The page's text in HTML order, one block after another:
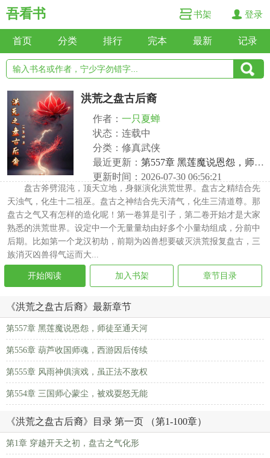
吾看书 书架 登录
首页 分类 排行 完本 最新 记录
洪荒之盘古后裔
作者： 一只夏蝉
状态：连载中
分类：修真武侠
最近更新： 第557章 黑莲魔说恩怨，师徒至通天河
更新时间：2026-07-30 06:56:21
盘古斧劈混沌，顶天立地，身躯演化洪荒世界。盘古之精结合先
天浊气，化生十二祖巫。盘古之神结合先天清气，化生三清道尊。那
盘古之气又有怎样的造化呢！第一卷算是引子，第二卷开始才是大家
熟悉的洪荒世界。设定中一个无量量劫由好多个小量劫组成，分前中
后期。比如第一个龙汉初劫，前期为凶兽想要破灭洪荒报复盘古，三
族消灭凶兽得气运而大...
开始阅读 加入书架 章节目录
《洪荒之盘古后裔》最新章节
第557章 黑莲魔说恩怨，师徒至通天河
第556章 葫芦收国师魂，西游因后传续
第555章 风雨神俱演戏，虽正法不敌权
第554章 三国师心蒙尘，被戏耍怒无能
《洪荒之盘古后裔》目录 第一页 （第1-100章）
第1章 穿越开天之初，盘古之气化形